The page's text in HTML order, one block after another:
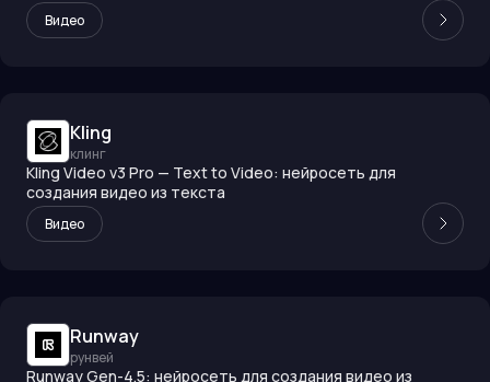
Видео
Kling
клинг
Kling Video v3 Pro — Text to Video: нейросеть для
создания видео из текста
Видео
Runway
рунвей
Runway Gen-4.5: нейросеть для создания видео из